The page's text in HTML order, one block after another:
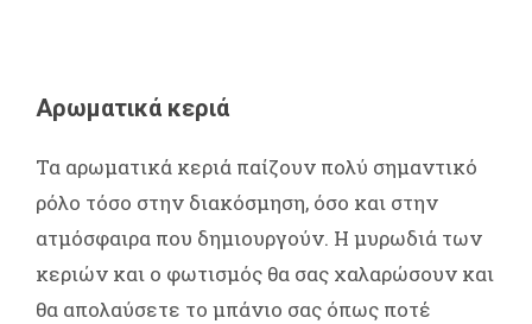
Αρωματικά κεριά
Τα αρωματικά κεριά παίζουν πολύ σημαντικό
ρόλο τόσο στην διακόσμηση, όσο και στην
ατμόσφαιρα που δημιουργούν. Η μυρωδιά των
κεριών και ο φωτισμός θα σας χαλαρώσουν και
θα απολαύσετε το μπάνιο σας όπως ποτέ